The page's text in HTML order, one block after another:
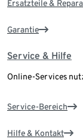
Ersatzteile &
Garantie
Service & Hilfe
Online-Services
Service-Bereich
Hilfe & Kontakt